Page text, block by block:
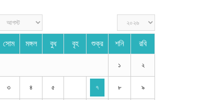
সোম মঙ্গল বুধ বৃহ শুক্র শনি রবি
১ ২
৩ ৪ ৫ ৭ ৮ ৯